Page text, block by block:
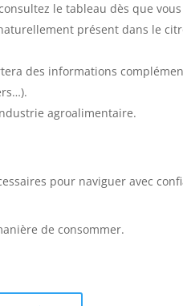
le tableau dès que
présent dans le
des informations
agroalimentaire.
pour naviguer avec
de consommer.